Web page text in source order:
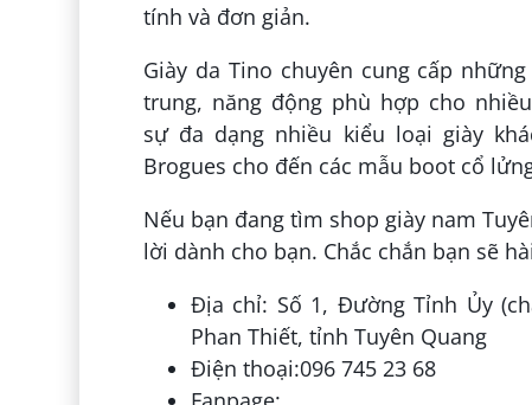
tính và đơn giản.
Giày da Tino chuyên cung cấp
trung, năng động phù hợp cho
sự đa dạng nhiều kiểu loại giày
Brogues cho đến các mẫu boot cổ
Nếu bạn đang tìm shop giày nam
lời dành cho bạn. Chắc chắn bạn sẽ
Địa chỉ: Số 1, Đường Tỉnh Ủy
Phan Thiết, tỉnh Tuyên Quang
Điện thoại:096 745 23 68